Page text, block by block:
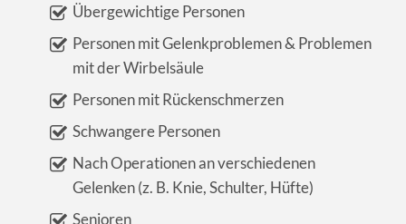
Übergewichtige Personen
Personen mit Gelenkproblemen & Problemen
mit der Wirbelsäule
Personen mit Rückenschmerzen
Schwangere Personen
Nach Operationen an verschiedenen
Gelenken (z. B. Knie, Schulter, Hüfte)
Senioren